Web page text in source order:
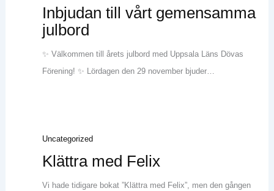
Inbjudan till vårt gemensamma
julbord
✨ Välkommen till årets julbord med Uppsala Läns Dövas
Förening! ✨ Lördagen den 29 november bjuder…
Uncategorized
Klättra med Felix
Vi hade tidigare bokat ”Klättra med Felix”, men den gången